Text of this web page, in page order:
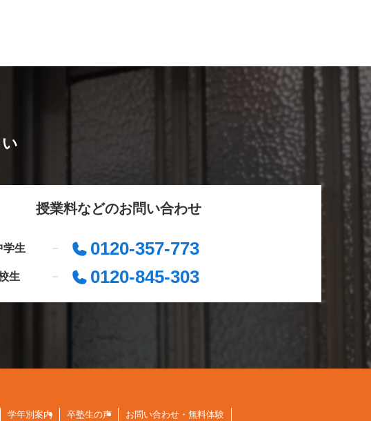
授業料などのお問い合わせ
学生 0120-357-773
生 0120-845-303
学年別案内 卒塾生の声 お問い合わせ・無料体験